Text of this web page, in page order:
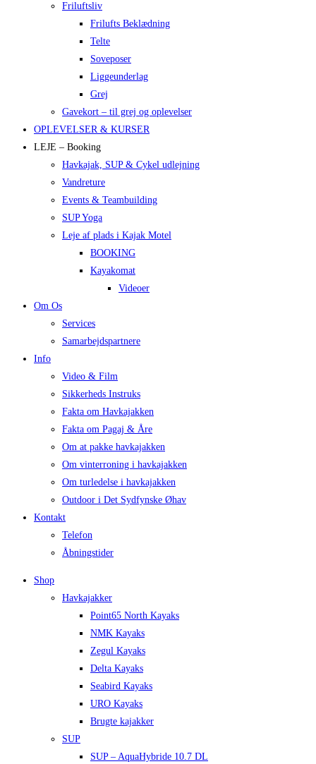
Friluftsliv
Frilufts Beklædning
Telte
Soveposer
Liggeunderlag
Grej
Gavekort – til grej og oplevelser
OPLEVELSER & KURSER
LEJE – Booking
Havkajak, SUP & Cykel udlejning
Vandreture
Events & Teambuilding
SUP Yoga
Leje af plads i Kajak Motel
BOOKING
Kayakomat
Videoer
Om Os
Services
Samarbejdspartnere
Info
Video & Film
Sikkerheds Instruks
Fakta om Havkajakken
Fakta om Pagaj & Åre
Om at pakke havkajakken
Om vinterroning i havkajakken
Om turledelse i havkajakken
Outdoor i Det Sydfynske Øhav
Kontakt
Telefon
Åbningstider
Shop
Havkajakker
Point65 North Kayaks
NMK Kayaks
Zegul Kayaks
Delta Kayaks
Seabird Kayaks
URO Kayaks
Brugte kajakker
SUP
SUP – AquaHybride 10.7 DL